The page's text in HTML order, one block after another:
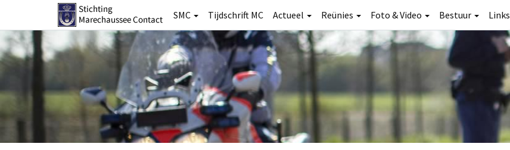
SMC Tijdschrift MC Actueel Reünies Foto & Video Bestuur Links